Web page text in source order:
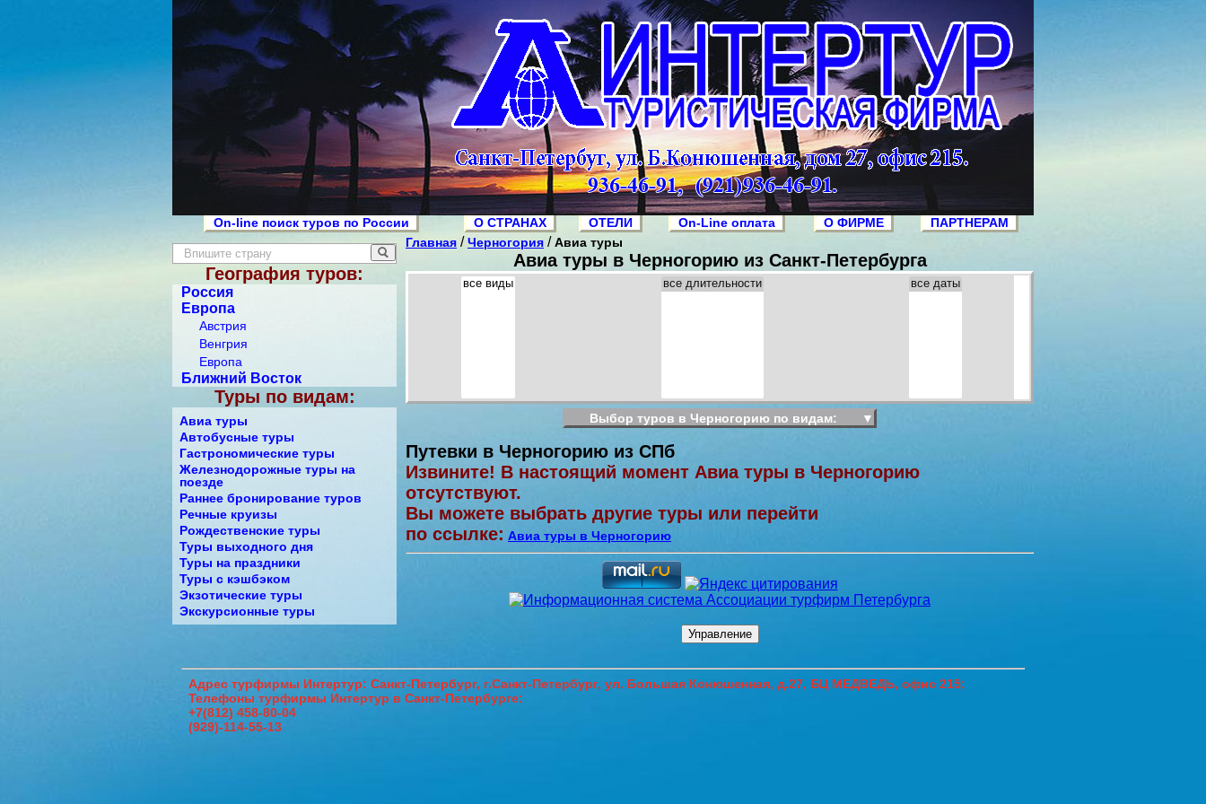
On-line поиск туров по России О СТРАНАХ ОТЕЛИ On-Line оплата О ФИРМЕ ПАРТНЕРАМ
География туров:
Россия
Европа
Австрия
Венгрия
Европа
Ближний Восток
Туры по видам:
Авиа туры
Автобусные туры
Гастрономические туры
Железнодорожные туры на
поезде
Раннее бронирование туров
Речные круизы
Рождественские туры
Туры выходного дня
Туры на праздники
Туры с кэшбэком
Экзотические туры
Экскурсионные туры
Главная /Черногория /Авиа туры
Авиа туры в Черногорию из Санкт-Петербурга
Выбор туров в Черногорию по видам: ▼
Путевки в Черногорию из СПб
Извините! В настоящий момент Авиа туры в Черногорию
отсутствуют.
Вы можете выбрать другие туры или перейти
по ссылке: Авиа туры в Черногорию
Адрес турфирмы Интертур: Санкт-Петербург, г.Санкт-Петербург, ул. Большая Конюшенная, д.27, БЦ МЕДВЕДЬ, офис 215;
Телефоны турфирмы Интертур в Санкт-Петербурге:
+7(812) 458-80-04
(929)-114-55-13